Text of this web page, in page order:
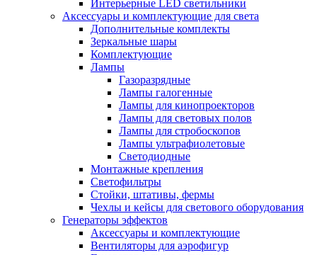
Интерьерные LED светильники
Аксессуары и комплектующие для света
Дополнительные комплекты
Зеркальные шары
Комплектующие
Лампы
Газоразрядные
Лампы галогенные
Лампы для кинопроекторов
Лампы для световых полов
Лампы для стробоскопов
Лампы ультрафиолетовые
Светодиодные
Монтажные крепления
Светофильтры
Стойки, штативы, фермы
Чехлы и кейсы для светового оборудования
Генераторы эффектов
Аксессуары и комплектующие
Вентиляторы для аэрофигур